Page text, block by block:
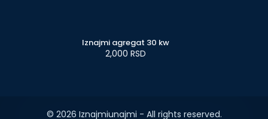
Iznajmi agregat 30 kw
2,000 RSD
© 2026 Iznajmiunajmi - All rights reserved.